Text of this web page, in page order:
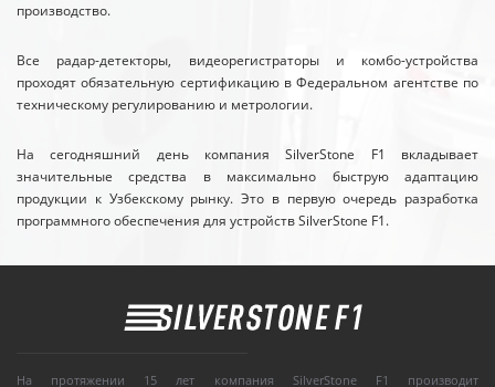
производство.
Все радар-детекторы, видеорегистраторы и комбо-устройства
проходят обязательную сертификацию в Федеральном агентстве по
техническому регулированию и метрологии.
На сегодняшний день компания SilverStone F1 вкладывает
значительные средства в максимально быструю адаптацию
продукции к Узбекскому рынку. Это в первую очередь разработка
программного обеспечения для устройств SilverStone F1.
На протяжении 15 лет компания SilverStone F1 производит